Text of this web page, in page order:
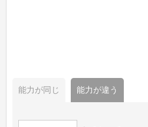
能力が同じ 能力が違う